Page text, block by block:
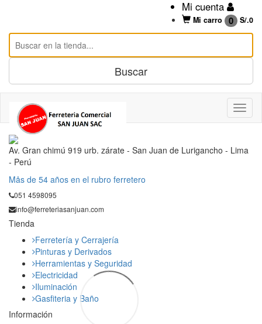
Mi cuenta
Mi carro 0 S/.0
Av. Gran chimú 919 urb. zárate - San Juan de Lurigancho - Lima
- Perú
Mås de 54 años en el rubro ferretero
051 4598095
info@ferreteriasanjuan.com
Tienda
Ferretería y Cerrajería
Pinturas y Derivados
Herramientas y Seguridad
Electricidad
Iluminación
Gasfiteria y Baño
Información